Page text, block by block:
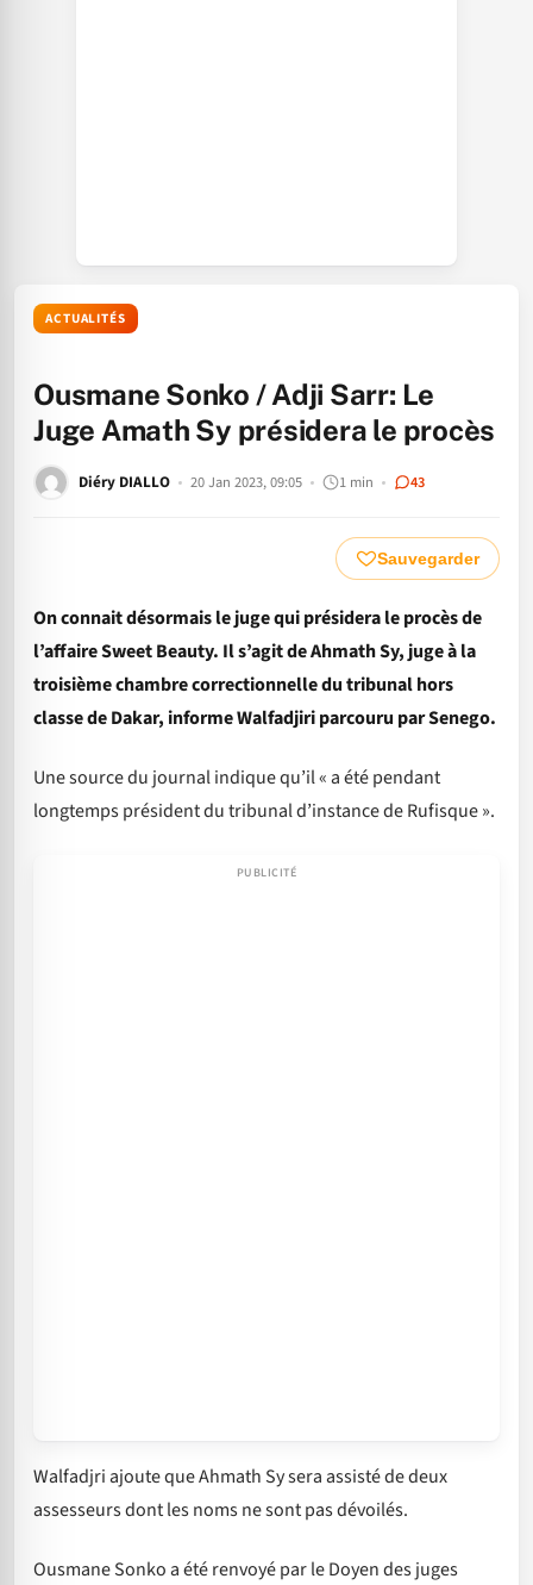
ACTUALITÉS
Ousmane Sonko / Adji Sarr: Le
Juge Amath Sy présidera le procès
Diéry DIALLO 20 Jan 2023, 09:05 1 min 43
Sauvegarder
On connait désormais le juge qui présidera le procès de
l’affaire Sweet Beauty. Il s’agit de Ahmath Sy, juge à la
troisième chambre correctionnelle du tribunal hors
classe de Dakar, informe Walfadjiri parcouru par Senego.
Une source du journal indique qu’il « a été pendant
longtemps président du tribunal d’instance de Rufisque ».
Walfadjri ajoute que Ahmath Sy sera assisté de deux
assesseurs dont les noms ne sont pas dévoilés.
Ousmane Sonko a été renvoyé par le Doyen des juges